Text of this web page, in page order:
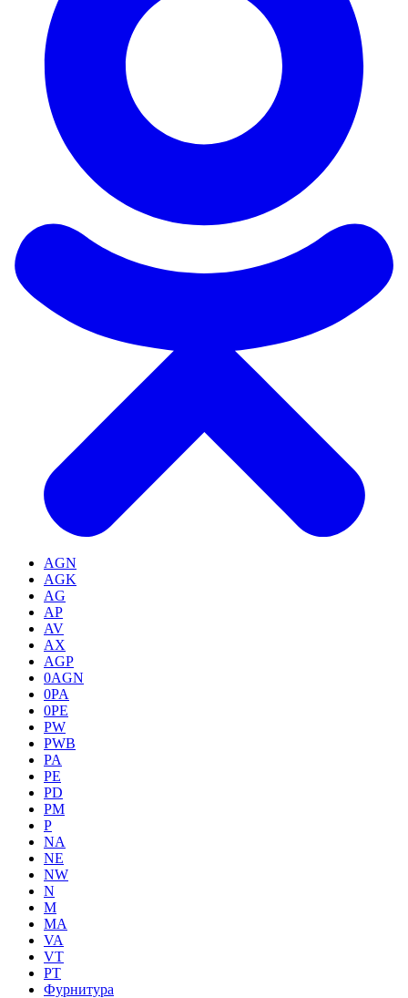
AGN
AGK
AG
AP
AV
AX
AGP
0AGN
0PA
0PE
PW
PWB
PA
PE
PD
PM
P
NA
NE
NW
N
M
MA
VA
VT
PT
Фурнитура